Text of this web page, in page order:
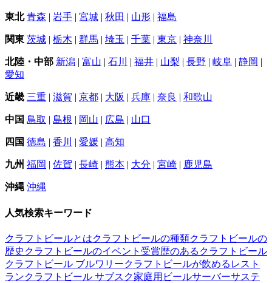
東北 青森 | 岩手 | 宮城 | 秋田 | 山形 | 福島
関東 茨城 | 栃木 | 群馬 | 埼玉 | 千葉 | 東京 | 神奈川
北陸・中部 新潟 | 富山 | 石川 | 福井 | 山梨 | 長野 | 岐阜 | 静岡 |
愛知
近畿 三重 | 滋賀 | 京都 | 大阪 | 兵庫 | 奈良 | 和歌山
中国 鳥取 | 島根 | 岡山 | 広島 | 山口
四国 徳島 | 香川 | 愛媛 | 高知
九州 福岡 | 佐賀 | 長崎 | 熊本 | 大分 | 宮崎 | 鹿児島
沖縄 沖縄
人気検索キーワード
クラフトビールとはクラフトビールの種類クラフトビールの
歴史 クラフトビールのイベント 受賞歴のあるクラフトビール
クラフトビール ブルワリークラフトビールが飲めるレスト
ランクラフトビール サブスク家庭用ビールサーバーサステ